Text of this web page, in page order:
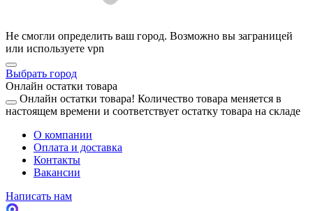
Не смогли определить ваш город. Возможно вы заграницей
или используете vpn
Выбрать город
Онлайн остатки товара
Онлайн остатки товара! Количество товара меняется в
настоящем времени и соответствует остатку товара на складе
О компании
Оплата и доставка
Контакты
Вакансии
Написать нам